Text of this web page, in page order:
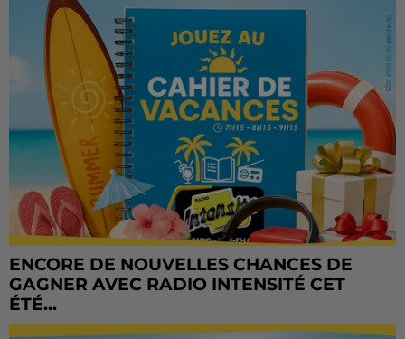
ENCORE DE NOUVELLES CHANCES DE
GAGNER AVEC RADIO INTENSITÉ CET
ÉTÉ...